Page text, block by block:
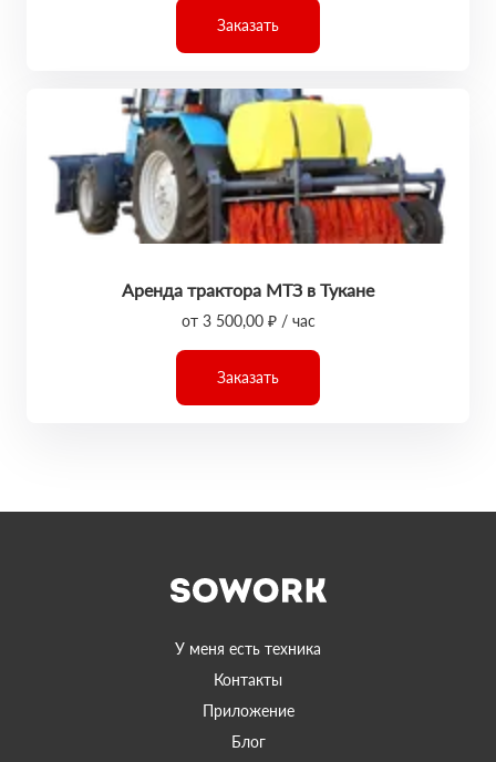
Заказать
Аренда трактора МТЗ в Тукане
от 3 500,00 ₽ / час
Заказать
У меня есть техника
Контакты
Приложение
Блог